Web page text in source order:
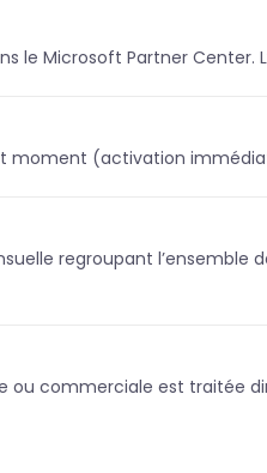
le Microsoft Partner
moment (activation
regroupant l’ensemble
commerciale est traitée